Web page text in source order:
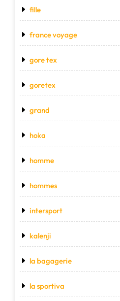
fille
france voyage
gore tex
goretex
grand
hoka
homme
hommes
intersport
kalenji
la bagagerie
la sportiva